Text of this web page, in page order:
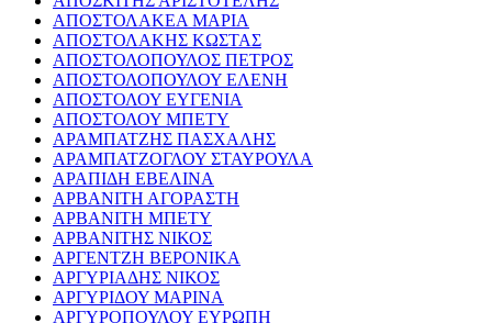
ΑΠΟΣΤΟΛΑΚΕΑ ΜΑΡΙΑ
ΑΠΟΣΤΟΛΑΚΗΣ ΚΩΣΤΑΣ
ΑΠΟΣΤΟΛΟΠΟΥΛΟΣ ΠΕΤΡΟΣ
ΑΠΟΣΤΟΛΟΠΟΥΛΟΥ ΕΛΕΝΗ
ΑΠΟΣΤΟΛΟΥ ΕΥΓΕΝΙΑ
ΑΠΟΣΤΟΛΟΥ ΜΠΕΤΥ
ΑΡΑΜΠΑΤΖΗΣ ΠΑΣΧΑΛΗΣ
ΑΡΑΜΠΑΤΖΟΓΛΟΥ ΣΤΑΥΡΟΥΛΑ
ΑΡΑΠΙΔΗ ΕΒΕΛΙΝΑ
ΑΡΒΑΝΙΤΗ ΑΓΟΡΑΣΤΗ
ΑΡΒΑΝΙΤΗ ΜΠΕΤΥ
ΑΡΒΑΝΙΤΗΣ ΝΙΚΟΣ
ΑΡΓΕΝΤΖΗ ΒΕΡΟΝΙΚΑ
ΑΡΓΥΡΙΑΔΗΣ ΝΙΚΟΣ
ΑΡΓΥΡΙΔΟΥ ΜΑΡΙΝΑ
ΑΡΓΥΡΟΠΟΥΛΟΥ ΕΥΡΩΠΗ